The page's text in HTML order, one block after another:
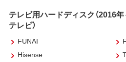
テレビ用ハードディスク（2016
テレビ）
FUNAI
Hisense